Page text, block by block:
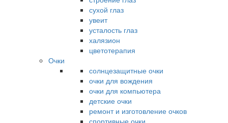
сухой глаз
увеит
усталость глаз
халязион
цветотерапия
Очки
солнцезащитные очки
очки для вождения
очки для компьютера
детские очки
ремонт и изготовление очков